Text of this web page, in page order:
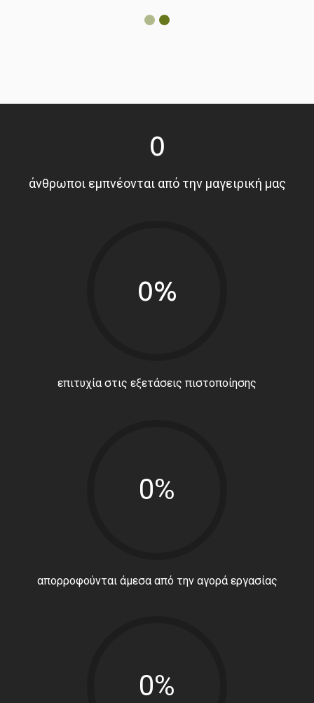
0
άνθρωποι εμπνέονται από την μαγειρική μας
0%
επιτυχία στις εξετάσεις πιστοποίησης
0%
απορροφούνται άμεσα από την αγορά εργασίας
0%